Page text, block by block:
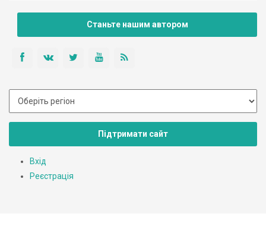
Станьте нашим автором
Підтримати сайт
Вхід
Реєстрація